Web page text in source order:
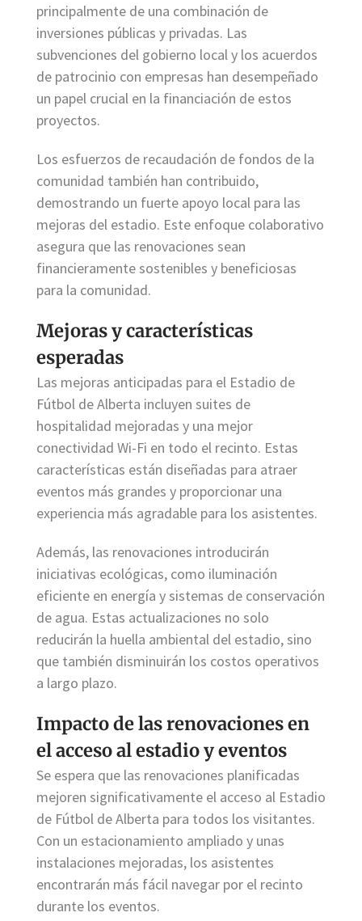
principalmente de una combinación de
inversiones públicas y privadas. Las
subvenciones del gobierno local y los acuerdos
de patrocinio con empresas han desempeñado
un papel crucial en la financiación de estos
proyectos.
Los esfuerzos de recaudación de fondos de la
comunidad también han contribuido,
demostrando un fuerte apoyo local para las
mejoras del estadio. Este enfoque colaborativo
asegura que las renovaciones sean
financieramente sostenibles y beneficiosas
para la comunidad.
Mejoras y características
esperadas
Las mejoras anticipadas para el Estadio de
Fútbol de Alberta incluyen suites de
hospitalidad mejoradas y una mejor
conectividad Wi-Fi en todo el recinto. Estas
características están diseñadas para atraer
eventos más grandes y proporcionar una
experiencia más agradable para los asistentes.
Además, las renovaciones introducirán
iniciativas ecológicas, como iluminación
eficiente en energía y sistemas de conservación
de agua. Estas actualizaciones no solo
reducirán la huella ambiental del estadio, sino
que también disminuirán los costos operativos
a largo plazo.
Impacto de las renovaciones en
el acceso al estadio y eventos
Se espera que las renovaciones planificadas
mejoren significativamente el acceso al Estadio
de Fútbol de Alberta para todos los visitantes.
Con un estacionamiento ampliado y unas
instalaciones mejoradas, los asistentes
encontrarán más fácil navegar por el recinto
durante los eventos.